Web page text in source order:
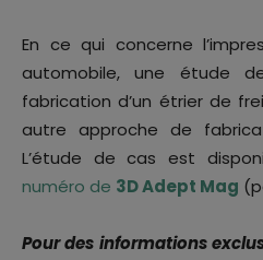
En ce qui concerne
automobile, une étude
fabrication d’un étrier de
autre approche de
L’étude de cas est
numéro de 3D Adept Mag
Pour des informations